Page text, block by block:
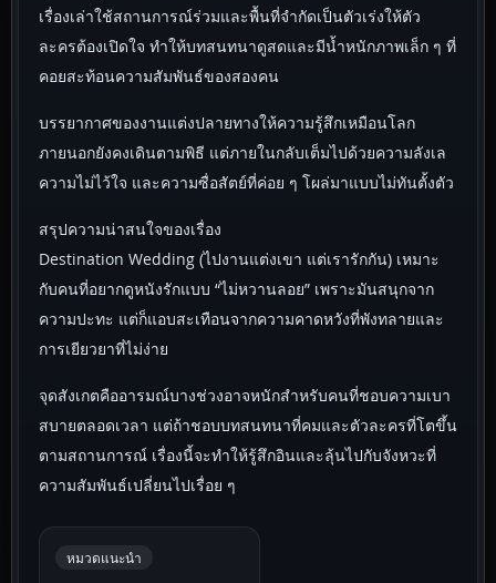
เรื่องเล่าใช้สถานการณ์ร่วมและพื้นที่จำกัดเป็นตัวเร่งให้ตัว
ละครต้องเปิดใจ ทำให้บทสนทนาดูสดและมีน้ำหนักภาพเล็ก ๆ ที่
คอยสะท้อนความสัมพันธ์ของสองคน
บรรยากาศของงานแต่งปลายทางให้ความรู้สึกเหมือนโลก
ภายนอกยังคงเดินตามพิธี แต่ภายในกลับเต็มไปด้วยความลังเล
ความไม่ไว้ใจ และความซื่อสัตย์ที่ค่อย ๆ โผล่มาแบบไม่ทันตั้งตัว
สรุปความน่าสนใจของเรื่อง
Destination Wedding (ไปงานแต่งเขา แต่เรารักกัน) เหมาะ
กับคนที่อยากดูหนังรักแบบ “ไม่หวานลอย” เพราะมันสนุกจาก
ความปะทะ แต่ก็แอบสะเทือนจากความคาดหวังที่พังทลายและ
การเยียวยาที่ไม่ง่าย
จุดสังเกตคืออารมณ์บางช่วงอาจหนักสำหรับคนที่ชอบความเบา
สบายตลอดเวลา แต่ถ้าชอบบทสนทนาที่คมและตัวละครที่โตขึ้น
ตามสถานการณ์ เรื่องนี้จะทำให้รู้สึกอินและลุ้นไปกับจังหวะที่
ความสัมพันธ์เปลี่ยนไปเรื่อย ๆ
หมวดแนะนำ